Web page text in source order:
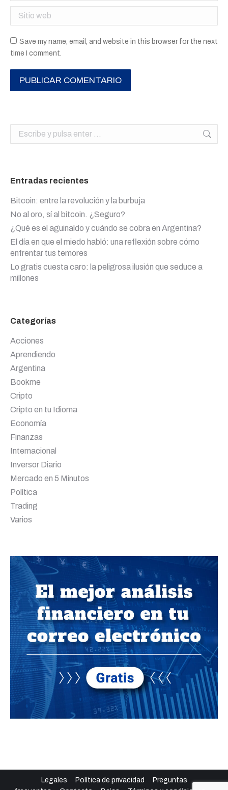
Sitio web
Save my name, email, and website in this browser for the next
time I comment.
PUBLICAR COMENTARIO
Buscar:
Entradas recientes
Bitcoin: entre la revolución y la burbuja
No al oro, sí al bitcoin. ¿Seguro?
¿Qué es el aguinaldo y cuándo se cobra en Argentina?
El día en que el miedo habló: una reflexión sobre cómo
enfrentar tus temores
Lo gratis cuesta caro: la peligrosa ilusión que seduce a
millones
Categorías
Acciones
Aprendiendo
Argentina
Bookme
Cripto
Cripto en tu Idioma
Economía
Finanzas
Internacional
Inversor Diario
Mercado en 5 Minutos
Política
Trading
Varios
Legales Política de privacidad
Preguntas